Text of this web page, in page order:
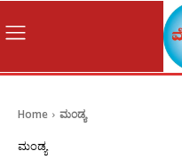
Home ಮಂಡ್ಯ
ಮಂಡ್ಯ